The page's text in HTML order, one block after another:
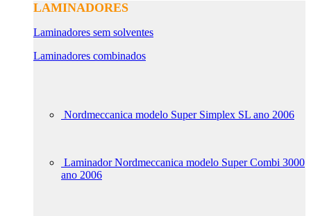
LAMINADORES
Laminadores sem solventes
Laminadores combinados
Nordmeccanica modelo Super Simplex SL ano 2006
Laminador Nordmeccanica modelo Super Combi 3000
ano 2006